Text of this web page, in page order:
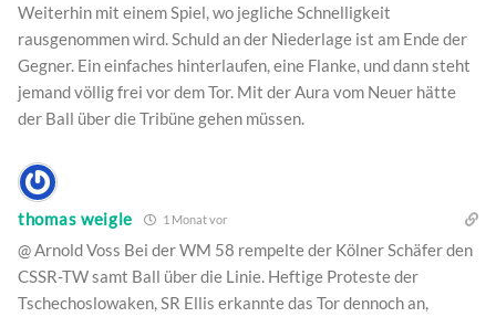
Weiterhin mit einem Spiel, wo jegliche Schnelligkeit
rausgenommen wird. Schuld an der Niederlage ist am Ende der
Gegner. Ein einfaches hinterlaufen, eine Flanke, und dann steht
jemand völlig frei vor dem Tor. Mit der Aura vom Neuer hätte
der Ball über die Tribüne gehen müssen.
thomas weigle 1 Monat vor
@ Arnold Voss Bei der WM 58 rempelte der Kölner Schäfer den
CSSR-TW samt Ball über die Linie. Heftige Proteste der
Tschechoslowaken, SR Ellis erkannte das Tor dennoch an,